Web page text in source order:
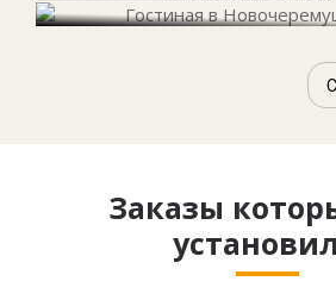
Заказы